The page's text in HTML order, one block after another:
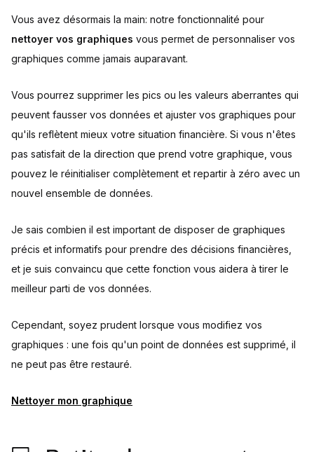
Vous avez désormais la main: notre fonctionnalité pour
nettoyer vos graphiques vous permet de personnaliser vos
graphiques comme jamais auparavant.
Vous pourrez supprimer les pics ou les valeurs aberrantes qui
peuvent fausser vos données et ajuster vos graphiques pour
qu'ils reflètent mieux votre situation financière. Si vous n'êtes
pas satisfait de la direction que prend votre graphique, vous
pouvez le réinitialiser complètement et repartir à zéro avec un
nouvel ensemble de données.
Je sais combien il est important de disposer de graphiques
précis et informatifs pour prendre des décisions financières,
et je suis convaincu que cette fonction vous aidera à tirer le
meilleur parti de vos données.
Cependant, soyez prudent lorsque vous modifiez vos
graphiques : une fois qu'un point de données est supprimé, il
ne peut pas être restauré.
Nettoyer mon graphique